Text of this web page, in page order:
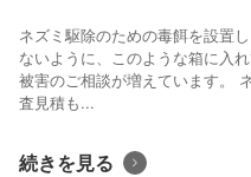
ネズミ駆除のための毒餌を設置
ないように、このような箱に入
被害のご相談が増えています。
査見積も...
続きを見る